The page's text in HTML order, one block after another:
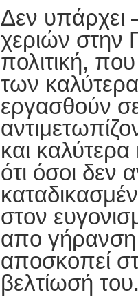
Δεν υπάρχει
χεριών στην
πολιτική,
των
εργασθούν
και
ότι όσοι δεν
στον
απο γήρανση
αποσκοπεί
βελτίωσή